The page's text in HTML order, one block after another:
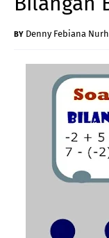
Denny Febiana